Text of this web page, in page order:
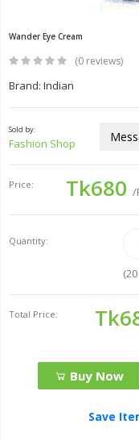
Wander Eye Cream
(0 reviews)
Brand: Indian
Sold by:
Fashion Shop
Price: Tk680 /
Quantity:
(20
Total Price:
Buy Now
Save